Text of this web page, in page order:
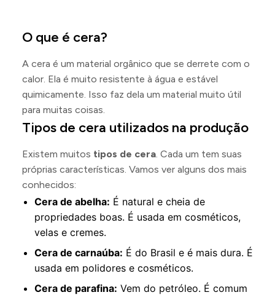
O que é cera?
A cera é um material orgânico que se derrete com o
calor. Ela é muito resistente à água e estável
quimicamente. Isso faz dela um material muito útil
para muitas coisas.
Tipos de cera utilizados na produção
Existem muitos tipos de cera. Cada um tem suas
próprias características. Vamos ver alguns dos mais
conhecidos:
Cera de abelha: É natural e cheia de
propriedades boas. É usada em cosméticos,
velas e cremes.
Cera de carnaúba: É do Brasil e é mais dura. É
usada em polidores e cosméticos.
Cera de parafina: Vem do petróleo. É comum